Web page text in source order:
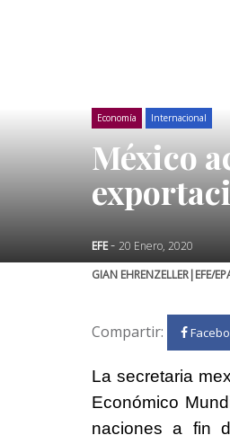
Economía Internacional
México
EFE- 20 Enero, 2020
GIAN
Compartir:
La secretaria
Económico
naciones a fin